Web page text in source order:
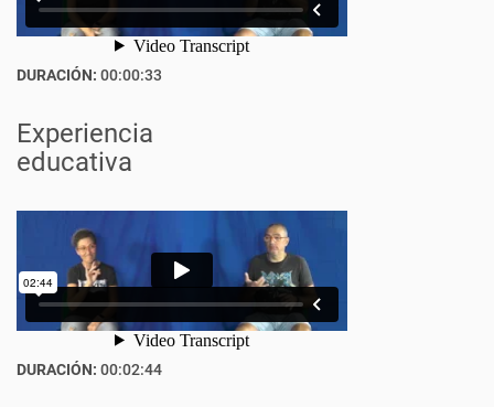
DURACIÓN: 00:00:33
Experiencia
educativa
DURACIÓN: 00:02:44